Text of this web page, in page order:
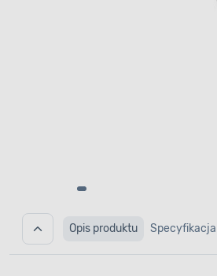
Opis produktu Specyfikacja